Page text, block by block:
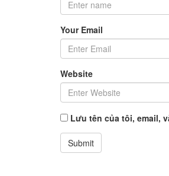
Your Email
Website
Lưu tên của tôi, email,